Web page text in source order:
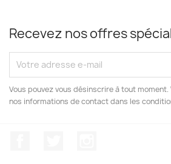
Recevez nos offres
Vous pouvez vous désinscrire à tout
nos informations de contact dans les